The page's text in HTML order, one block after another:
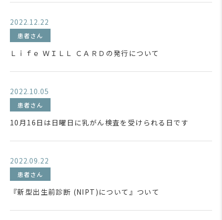
2022.12.22
患者さん
Ｌｉｆｅ ＷＩＬＬ ＣＡＲＤの発行について
2022.10.05
患者さん
10月16日は日曜日に乳がん検査を受けられる日です
2022.09.22
患者さん
『新型出生前診断 (NIPT)について』ついて